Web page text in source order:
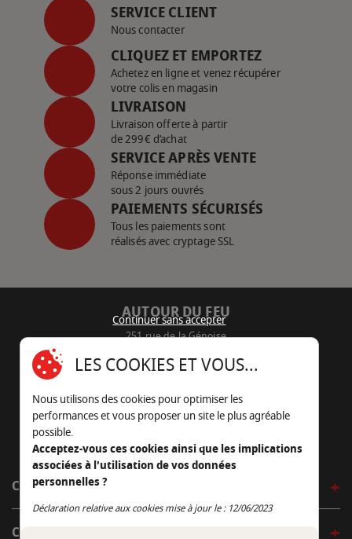
SERVICE CLIENT
Nous contacter
CLIQUEZ ET EMPORTEZ
Achetez en ligne et venez récupérer
votre colis en magasin
LIVRAISON
Livraison offerte à partir
de 299€ d’achat
SERVICE APRÈS VENTE
Réponse immédiate
sous 2 jours ouvrés
PAIEMENTS SÉCURISÉS
Tous les paiements sont
réalisés avec cryptage SSL
AUTOUR DU FEU
251 rue de la Génoise
05 45 22 98 09
Nous envoyer un e-mail
CÔTÉ OUTDOOR
CÔTÉ INDOOR
Continuer sans accepter
LES COOKIES ET VOUS...
Nous utilisons des cookies pour optimiser les
performances et vous proposer un site le plus agréable
possible.
Acceptez-vous ces cookies ainsi que les implications
associées à l'utilisation de vos données
personnelles ?
Déclaration relative aux cookies mise à jour le : 12/06/2023
Continuer sans accepter